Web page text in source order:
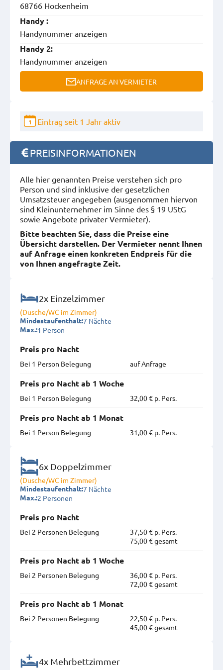
68766 Hockenheim
Handy :
Handynummer anzeigen
Handy 2:
Handynummer anzeigen
ANFRAGE AN VERMIETER
1 Eintrag seit 1 Jahr aktiv
PREISINFORMATIONEN
Alle hier genannten Preise verstehen sich pro
Person und sind inklusive der gesetzlichen
Umsatzsteuer angegeben (ausgenommen hiervon
sind Kleinunternehmer im Sinne des § 19 UStG
sowie Angebote privater Vermieter).
Bitte beachten Sie, dass die Preise eine
Übersicht darstellen. Der Vermieter nennt Ihnen
auf Anfrage einen konkreten Endpreis für die
von Ihnen angefragte Zeit.
2x Einzelzimmer
(Dusche/WC im Zimmer)
Mindestaufenthalt:7 Nächte
Max.:1 Person
Preis pro Nacht
Bei 1 Person Belegung
auf Anfrage
Preis pro Nacht ab 1 Woche
Bei 1 Person Belegung
32,00 € p. Pers.
Preis pro Nacht ab 1 Monat
Bei 1 Person Belegung
31,00 € p. Pers.
6x Doppelzimmer
(Dusche/WC im Zimmer)
Mindestaufenthalt:7 Nächte
Max.:2 Personen
Preis pro Nacht
Bei 2 Personen Belegung
37,50 € p. Pers.
75,00 € gesamt
Preis pro Nacht ab 1 Woche
Bei 2 Personen Belegung
36,00 € p. Pers.
72,00 € gesamt
Preis pro Nacht ab 1 Monat
Bei 2 Personen Belegung
22,50 € p. Pers.
45,00 € gesamt
4x Mehrbettzimmer